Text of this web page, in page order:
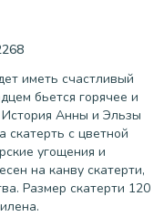
иметь счастливый
бьется горячее и
Анны и Эльзы
скатерть с цветной
угощения и
на канву скатерти,
Размер скатерти 120